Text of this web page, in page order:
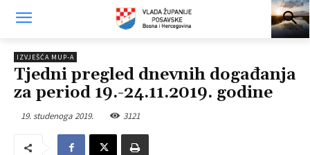
IZVJEŠĆA MUP-A
Tjedni pregled dnevnih događanja
za period 19.-24.11.2019. godine
19. studenoga 2019. 3121